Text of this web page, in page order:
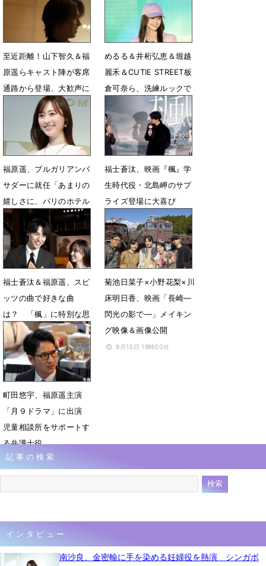
至近距離！山下智久＆福
原遥らキャスト陣が客席
通路から登場、大歓声に
5月1日 06時42分
めるる＆井桁弘恵＆堀越
麗禾＆CUTIE STREET板
倉可奈ら、洗練ルックで
4月20日 07時36分
福原遥、ブルガリアンバ
サダーに就任「あまりの
嬉しさに、パリのホテル
を飛び出した」
3月3日 14時16分
福士蒼汰、映画『楓』学
生時代役・北島岬のサプ
ライズ登場に大喜び
1月1日 10時51分
福士蒼汰＆福原遥、スピ
ッツの曲で好きな曲
は？ 「楓」に特別な思
い
11月19日 12時57分
菊池日菜子×小野花梨×川
床明日香、映画「長崎―
閃光の影で―」メイキン
グ映像＆画像公開
8月13日 19時00分
町田悠宇、福原遥主演
「月９ドラマ」に出演
児童相談所をサポートす
る弁護士役
6月24日 10時00分
記事の検索
インタビュー
南沙良、金密輸に手を染める妊婦役を熱演 シンガポ